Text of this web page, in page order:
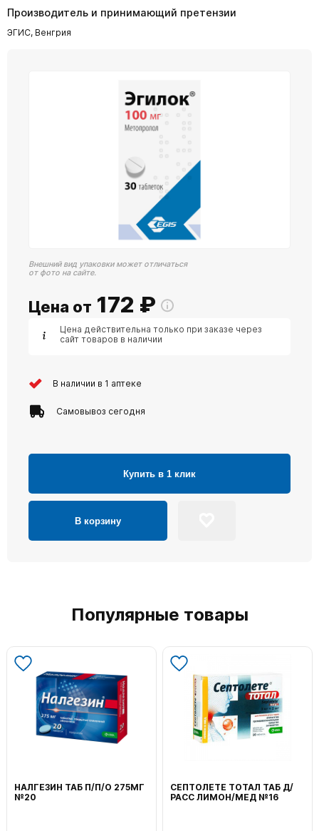
Производитель и принимающий претензии
ЭГИС, Венгрия
Внешний вид упаковки может отличаться
от фото на сайте.
Цена от 172 ₽
Цена действительна только при заказе через
сайт товаров в наличии
В наличии в 1 аптеке
Самовывоз сегодня
Купить в 1 клик
В корзину
Популярные товары
ВОЛЬТАРЕН ЭМУЛЬГЕЛЬ
НАРУЖ 2% 100Г
ФЕНИСТИЛ ГЕЛЬ НАРУЖ
0,1% 50Г